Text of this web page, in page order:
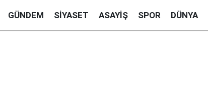
GÜNDEM SIYASET ASAYIŞ SPOR DÜNYA